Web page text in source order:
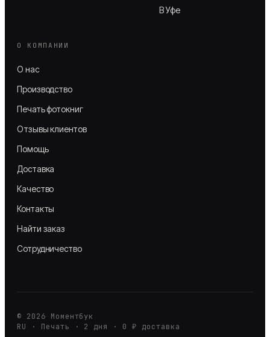
В Уфе
О КОМПАНИИ
О нас
Производство
Печать фотокниг
Отзывы клиентов
Помощь
Доставка
Качество
Контакты
Найти заказ
Сотрудничество
© 2026
Моментбук
RU · Печать · 2 дня · 0 ₽ доставка